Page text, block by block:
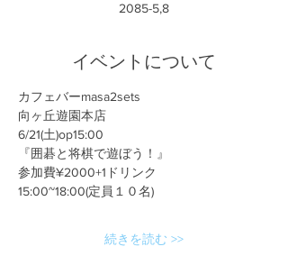
2085-5,8
イベントについて
カフェバーmasa2sets
向ヶ丘遊園本店
6/21(土)op15:00
『囲碁と将棋で遊ぼう！』
参加費¥2000+1ドリンク
15:00~18:00(定員１０名)
続きを読む >>